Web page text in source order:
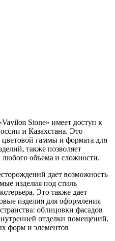
Stone» имеет доступ к
и Казахстана. Это
гаммы и формата для
также позволяет
любого объема и сложности.
дает возможность
изделия под стиль
Это также дает
изделия для оформления
облицовки фасадов
отделки помещений,
форм и элементов